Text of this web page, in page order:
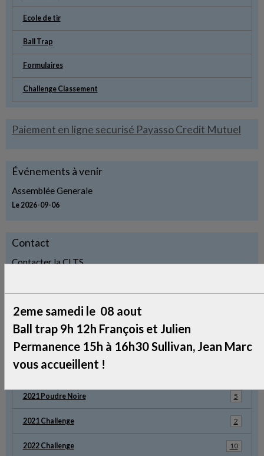
Ecole de tir
Ball Trap
Formulaires
Challenge Classement
Paiement en ligne securisé Payasso Credit Mutuel
Événements à venir
Assemblée Generale
Le 2026-09-06
Contact
Contacter la CLTS
Album photos
2016 Chalange 8
Refection Toiture
2021 Poudre Noire 5
2021 Challenge 2
2022 Challenge 10
2eme samedi le 08 aout
Ball trap 9h 12h François et Julien
Permanence 15h à 16h30 Sullivan, Jean Marc
vous accueillent !